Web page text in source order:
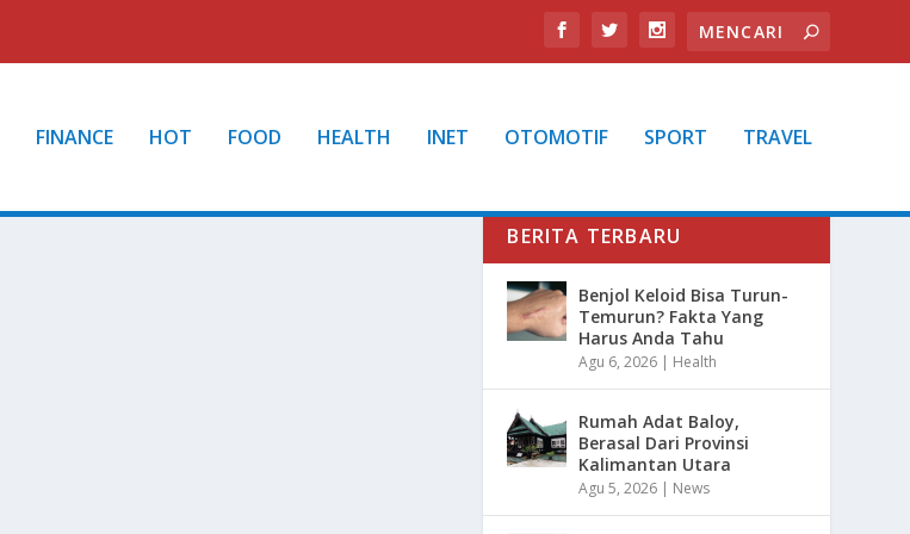
FINANCE HOT FOOD HEALTH INET OTOMOTIF SPORT TRAVEL
BERITA TERBARU
Benjol Keloid Bisa Turun-
Temurun? Fakta Yang
Harus Anda Tahu
Agu 6, 2026 | Health
Rumah Adat Baloy,
Berasal Dari Provinsi
Kalimantan Utara
Agu 5, 2026 | News